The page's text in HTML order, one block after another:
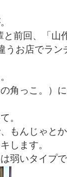
前回、「山
うお店でラン
角っこ。）
。
もんじゃと
します。
弱いタイプ